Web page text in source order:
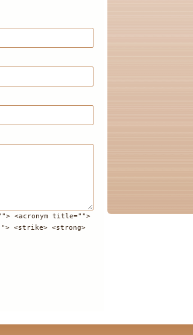
<acronym title="">
<strike> <strong>